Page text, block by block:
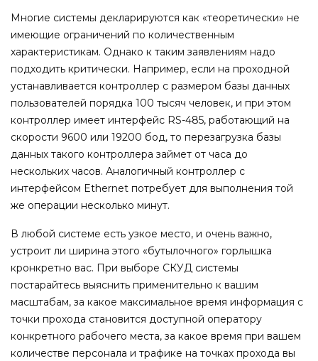
Многие системы декларируются как «теоретически» не
имеющие ограничений по количественным
характеристикам. Однако к таким заявлениям надо
подходить критически. Например, если на проходной
устанавливается контроллер с размером базы данных
пользователей порядка 100 тысяч человек, и при этом
контроллер имеет интерфейс RS-485, работающий на
скорости 9600 или 19200 бод, то перезагрузка базы
данных такого контроллера займет от часа до
нескольких часов. Аналогичный контроллер с
интерфейсом Ethernet потребует для выполнения той
же операции несколько минут.
В любой системе есть узкое место, и очень важно,
устроит ли ширина этого «бутылочного» горлышка
кронкретно вас. При выборе СКУД системы
постарайтесь выяснить применительно к вашим
масштабам, за какое максимальное время информация с
точки прохода становится доступной оператору
конкретного рабочего места, за какое время при вашем
количестве персонала и трафике на точках прохода вы